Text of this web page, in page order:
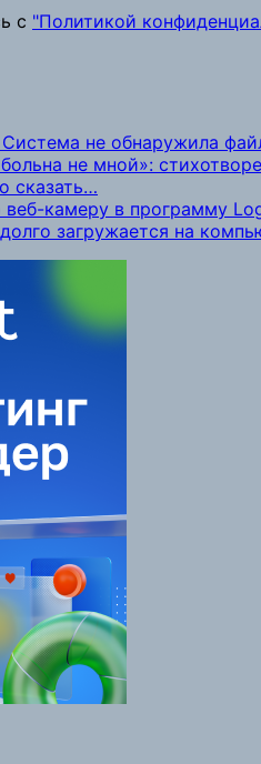
с "Политикой
не обнаружила файл
не мной»:
сказать…
камеру в программу
загружается на